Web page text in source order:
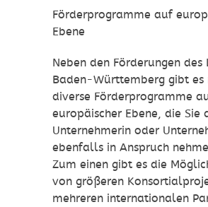
Förderprogramme auf
Ebene
Neben den Förderungen des
Baden-Württemberg gibt es
diverse Förderprogramme
europäischer Ebene, die Sie
Unternehmerin oder
ebenfalls in Anspruch
Zum einen gibt es die
von größeren
mehreren internationalen